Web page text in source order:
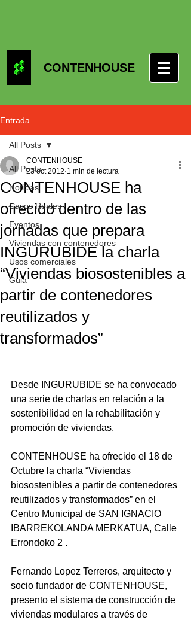
CONTENHOUSE
Entrada
All Posts
Noticias
Casos Reales
Eventos
Viviendas con contenedores
Usos comerciales
Guia
All Posts
CONTENHOUSE ha
ofrecido dentro de las
jornadas que prepara
INGURUBIDE la charla
“Viviendas biosostenibles a
partir de contenedores
reutilizados y
transformados”
CONTENHOUSE
23 oct 2012 1 min de lectura
Desde INGURUBIDE se ha convocado
una serie de charlas en relación a la
sostenibilidad en la rehabilitación y
promoción de viviendas.
CONTENHOUSE ha ofrecido el 18 de
Octubre la charla “Viviendas
biosostenibles a partir de contenedores
reutilizados y transformados” en el
Centro Municipal de SAN IGNACIO
IBARREKOLANDA MERKATUA, Calle
Errondoko 2 .
Fernando Lopez Terreros, arquitecto y
socio fundador de CONTENHOUSE,
presento el sistema de construcción de
viviendas modulares a través de